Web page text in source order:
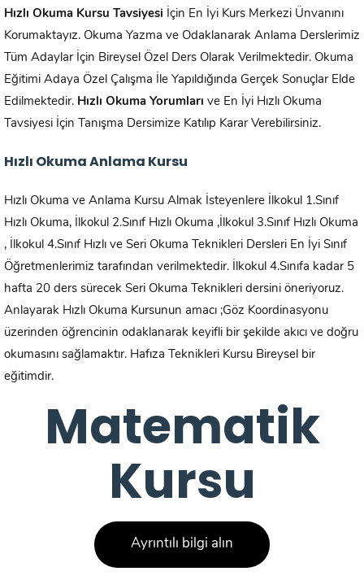
Hızlı Okuma Kursu Tavsiyesi İçin En İyi Kurs Merkezi Ünvanını
Korumaktayız. Okuma Yazma ve Odaklanarak Anlama Derslerimiz
Tüm Adaylar İçin Bireysel Özel Ders Olarak Verilmektedir. Okuma
Eğitimi Adaya Özel Çalışma İle Yapıldığında Gerçek Sonuçlar Elde
Edilmektedir. Hızlı Okuma Yorumları ve En İyi Hızlı Okuma
Tavsiyesi İçin Tanışma Dersimize Katılıp Karar Verebilirsiniz.
Hızlı Okuma Anlama Kursu
Hızlı Okuma ve Anlama Kursu Almak İsteyenlere İlkokul 1.Sınıf
Hızlı Okuma, İlkokul 2.Sınıf Hızlı Okuma ,İlkokul 3.Sınıf Hızlı Okuma
, İlkokul 4.Sınıf Hızlı ve Seri Okuma Teknikleri Dersleri En İyi Sınıf
Öğretmenlerimiz tarafından verilmektedir. İlkokul 4.Sınıfa kadar 5
hafta 20 ders sürecek Seri Okuma Teknikleri dersini öneriyoruz.
Anlayarak Hızlı Okuma Kursunun amacı ;Göz Koordinasyonu
üzerinden öğrencinin odaklanarak keyifli bir şekilde akıcı ve doğru
okumasını sağlamaktır. Hafıza Teknikleri Kursu Bireysel bir
eğitimdir.
Matematik
Kursu
Ayrıntılı bilgi alın